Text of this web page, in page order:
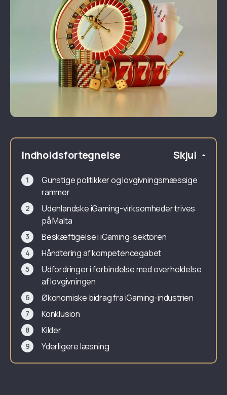
Indholdsfortegnelse Skjul
Gunstige politikker og lovgivningsmæssige
rammer
Udenlandske iGaming-virksomheder trives
på Malta
Beskæftigelse i iGaming-sektoren
Håndtering af kompetencegabet
Udfordringer i forbindelse med overholdelse
af lovgivningen
Økonomiske bidrag fra iGaming-industrien
Konklusion
Kilder
Yderligere læsning